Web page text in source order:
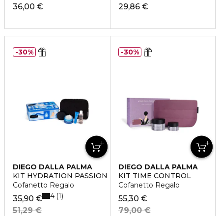
36,00 € 29,86 €
DIEGO DALLA PALMA
KIT HYDRATION PASSION
Cofanetto Regalo
35,90 €
51,29 €
4 1
30%
DIEGO DALLA PALMA
KIT TIME CONTROL
Cofanetto Regalo
55,30 €
79,00 €
30%